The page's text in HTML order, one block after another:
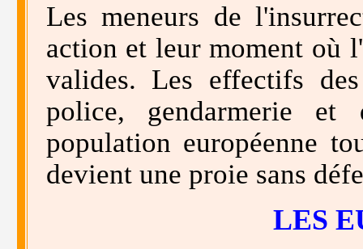
Les meneurs de
action et leur moment où
valides. Les effectifs
police, gendarmerie et
population européenne
devient une proie sans
LES